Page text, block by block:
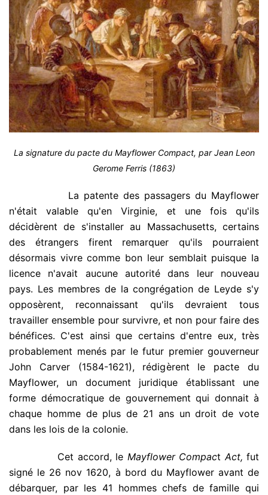
La signature du pacte du Mayflower Compact, par Jean Leon
Gerome Ferris (1863)
La patente des passagers du Mayflower
n'était valable qu'en Virginie, et une fois qu'ils
décidèrent de s'installer au Massachusetts, certains
des étrangers firent remarquer qu'ils pourraient
désormais vivre comme bon leur semblait puisque la
licence n'avait aucune autorité dans leur nouveau
pays. Les membres de la congrégation de Leyde s'y
opposèrent, reconnaissant qu'ils devraient tous
travailler ensemble pour survivre, et non pour faire des
bénéfices. C'est ainsi que certains d'entre eux, très
probablement menés par le futur premier gouverneur
John Carver (1584-1621), rédigèrent le pacte du
Mayflower, un document juridique établissant une
forme démocratique de gouvernement qui donnait à
chaque homme de plus de 21 ans un droit de vote
dans les lois de la colonie.
Cet accord, le Mayflower CompactAct, fut
signé le 26 nov 1620, à bord du Mayflower avant de
débarquer, par les 41 hommes chefs de famille qui